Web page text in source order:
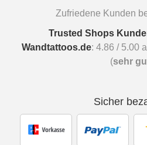
Zufriedene Kunden
Trusted Shops
Wandtattoos.de: 4.86 / 5.00
(sehr
Sicher